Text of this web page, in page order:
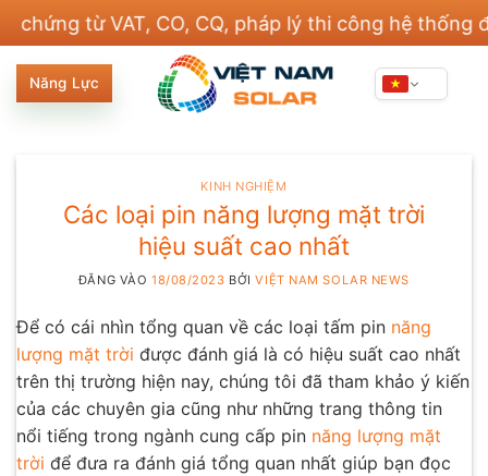
nội
dung
từ VAT, CO, CQ, pháp lý thi công hệ thống điện
Năng Lực
KINH NGHIỆM
Các loại pin năng lượng mặt trời
hiệu suất cao nhất
ĐĂNG VÀO 18/08/2023 BỞIVIỆT NAM SOLAR NEWS
Để có cái nhìn tổng quan về các loại tấm pin năng
lượng mặt trời được đánh giá là có hiệu suất cao nhất
trên thị trường hiện nay, chúng tôi đã tham khảo ý kiến
của các chuyên gia cũng như những trang thông tin
nổi tiếng trong ngành cung cấp pin năng lượng mặt
trời để đưa ra đánh giá tổng quan nhất giúp bạn đọc